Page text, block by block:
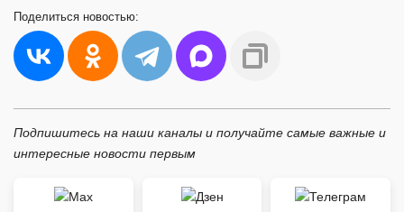
Поделиться новостью:
Подпишитесь на наши каналы и получайте самые важные и
интересные новости первым